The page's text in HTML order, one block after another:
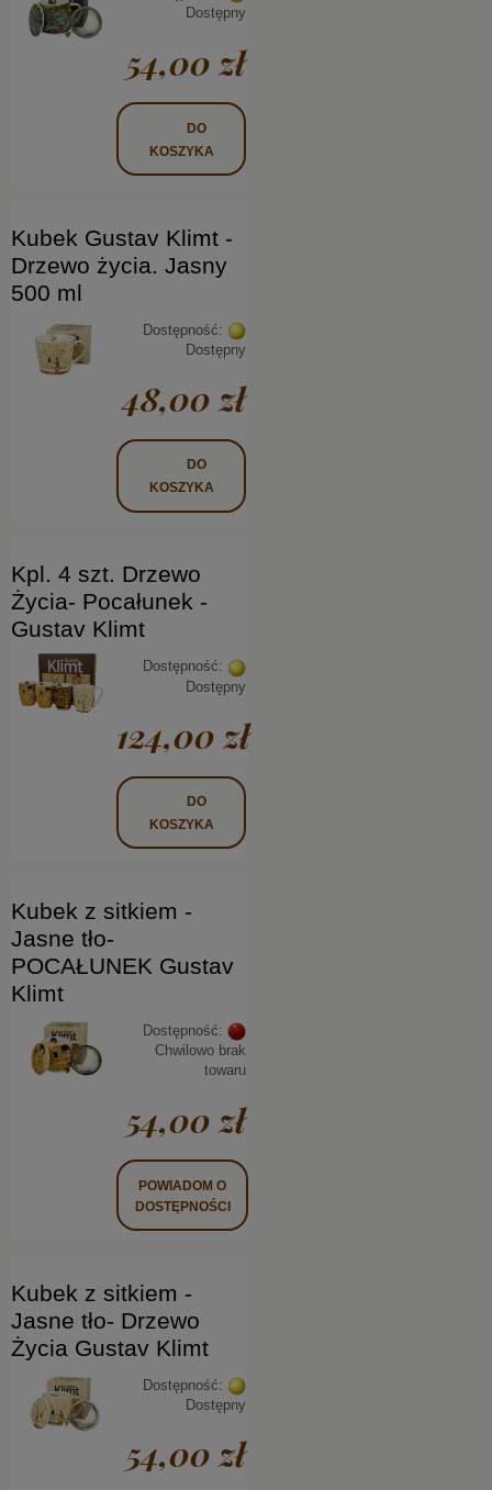
Dostępny
54,00 zł
DO
KOSZYKA
Kubek Gustav Klimt -
Drzewo życia. Jasny
500 ml
Dostępność:
Dostępny
48,00 zł
DO
KOSZYKA
Kpl. 4 szt. Drzewo
Życia- Pocałunek -
Gustav Klimt
Dostępność:
Dostępny
124,00 zł
DO
KOSZYKA
Kubek z sitkiem -
Jasne tło-
POCAŁUNEK Gustav
Klimt
Dostępność:
Chwilowo brak
towaru
54,00 zł
POWIADOM O
DOSTĘPNOŚCI
Kubek z sitkiem -
Jasne tło- Drzewo
Życia Gustav Klimt
Dostępność:
Dostępny
54,00 zł